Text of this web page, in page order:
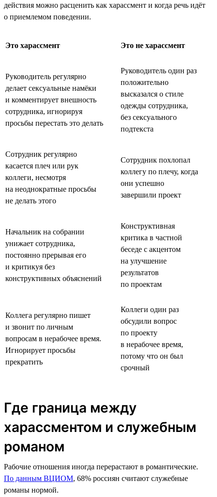
действия можно расценить как харассмент и когда речь идёт
о приемлемом поведении.
Это харассмент Это не харассмент
Руководитель регулярно
делает сексуальные намёки
и комментирует внешность
сотрудника, игнорируя
просьбы перестать это делать
Руководитель один раз
положительно
высказался о стиле
одежды сотрудника,
без сексуального
подтекста
Сотрудник регулярно
касается плеч или рук
коллеги, несмотря
на неоднократные просьбы
не делать этого
Сотрудник похлопал
коллегу по плечу, когда
они успешно
завершили проект
Начальник на собрании
унижает сотрудника,
постоянно прерывая его
и критикуя без
конструктивных объяснений
Конструктивная
критика в частной
беседе с акцентом
на улучшение
результатов
по проектам
Коллега регулярно пишет
и звонит по личным
вопросам в нерабочее время.
Игнорирует просьбы
прекратить
Коллеги один раз
обсудили вопрос
по проекту
в нерабочее время,
потому что он был
срочный
Где граница между
харассментом и служебным
романом
Рабочие отношения иногда перерастают в романтические.
По данным ВЦИОМ, 68% россиян считают служебные
романы нормой.